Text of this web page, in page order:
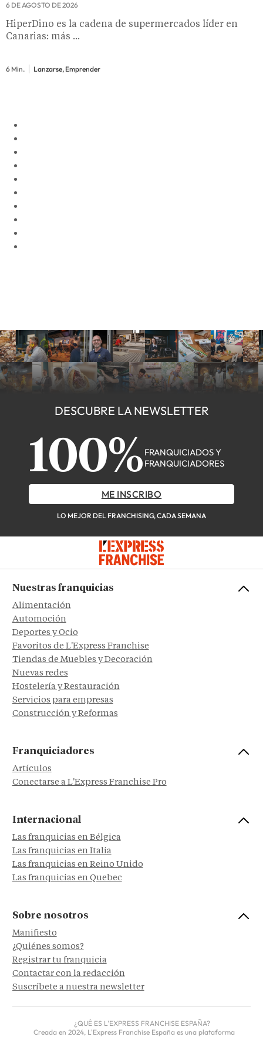
6 DE AGOSTO DE 2026
HiperDino es la cadena de supermercados líder en
Canarias: más ...
6 Min. Lanzarse, Emprender
DESCUBRE LA NEWSLETTER
100% FRANQUICIADOS Y
FRANQUICIADORES
ME INSCRIBO
LO MEJOR DEL FRANCHISING, CADA SEMANA
Nuestras franquicias
Alimentación
Automoción
Deportes y Ocio
Favoritos de L'Express Franchise
Tiendas de Muebles y Decoración
Nuevas redes
Hostelería y Restauración
Servicios para empresas
Construcción y Reformas
Franquiciadores
Artículos
Conectarse a L'Express Franchise Pro
Internacional
Las franquicias en Bélgica
Las franquicias en Italia
Las franquicias en Reino Unido
Las franquicias en Quebec
Sobre nosotros
Manifiesto
¿Quiénes somos?
Registrar tu franquicia
Contactar con la redacción
Suscríbete a nuestra newsletter
¿QUÉ ES L'EXPRESS FRANCHISE ESPAÑA?
Creada en 2024, L'Express Franchise España es una plataforma